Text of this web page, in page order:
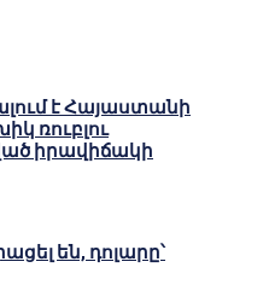
է Հայաստանի
ռուբլու
իրավիճակի
են, դոլարը՝